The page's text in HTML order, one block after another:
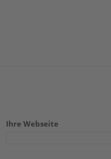
Ihre Webseite